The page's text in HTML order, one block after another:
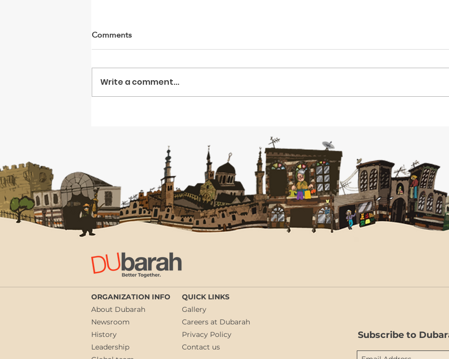
End Assad-Era Sanctions on
شراكة استراتيجية مع منصة "خبراء
سوريا" لربط الكفاءات السورية
بفرص إعادة الأعمار في سوريا
Comments
Write a comment...
ORGANIZATION INFO
About Dubarah
Newsroom
History
Leadership
QUICK LINKS
Gallery
Careers at Dubarah
Privacy Policy
Contact us
Subscribe to